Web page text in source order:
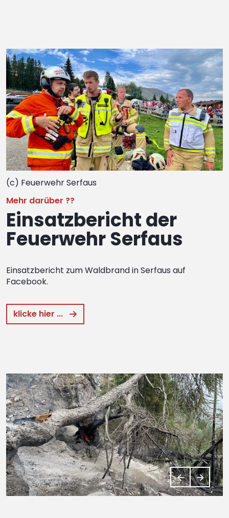
(c) Feuerwehr Serfaus
Mehr darüber ??
Einsatzbericht der
Feuerwehr Serfaus
Einsatzbericht zum Waldbrand in Serfaus auf
Facebook.
klicke hier ...